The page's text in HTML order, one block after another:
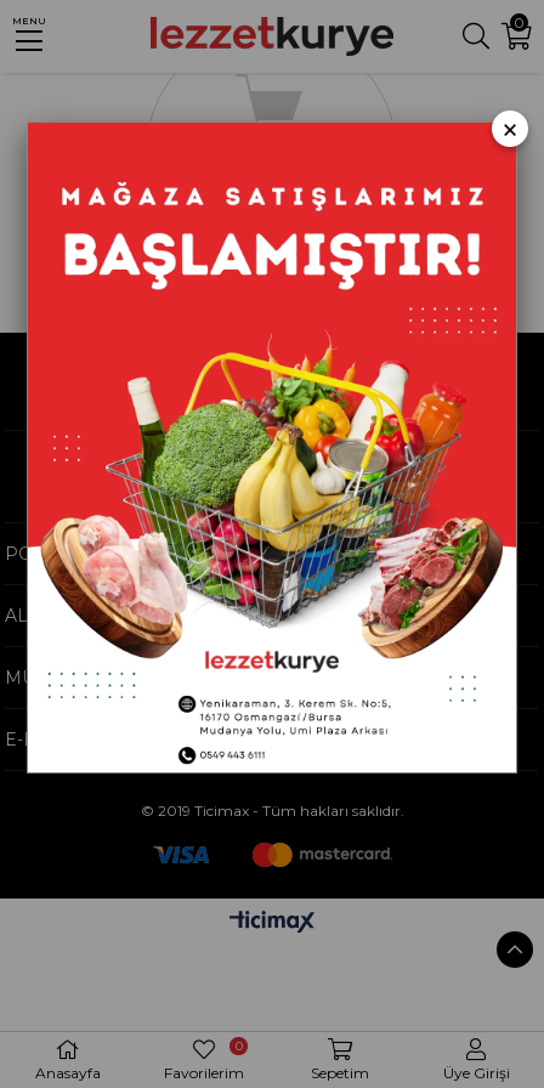
0
MENU
POPÜLER KATEGORİLER
ALIŞVERİŞ BİLGİLERİ
MÜŞTERİ HİZMETLERİ
E-BÜLTEN KAYIT
© 2019 Ticimax - Tüm hakları saklıdır.
×
Anasayfa Favorilerim
0
Sepetim Üye Girişi